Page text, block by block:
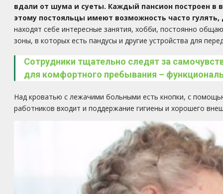
вдали от шума и суеты. Каждый пансион построен в
этому постояльцы имеют возможность часто
находят себе интересные занятия, хобби, постоянно
зоны, в которых есть пандусы и другие устройства для
Сотрудники тщательно следят за
для комфортного пребывания –
Над кроватью с лежачими больными есть кнопки, с
работников входит и поддержание гигиены и хорошего